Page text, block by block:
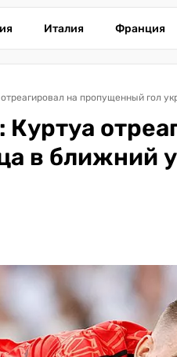
Италия Франция
на пропущенный гол
в ближний